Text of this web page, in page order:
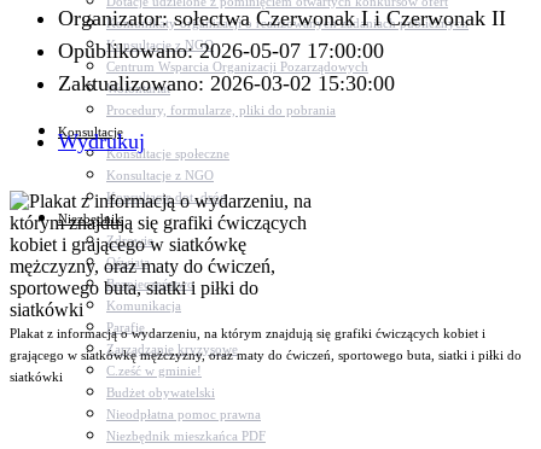
Komunikaty organizacji o realizowanych zadaniach publicznych
Konsultacje z NGO
Centrum Wsparcia Organizacji Pozarządowych
Wolontariat
Procedury, formularze, pliki do pobrania
Konsultacje
Konsultacje społeczne
Konsultacje z NGO
Konsultacje dot. dróg
Niezbędnik
Zdrowie
Oświata
Bezpieczeństwo
Komunikacja
Parafie
Zarządzanie kryzysowe
C.ześć w gminie!
Budżet obywatelski
Nieodpłatna pomoc prawna
Niezbędnik mieszkańca PDF
Organizator: sołectwa Czerwonak I i Czerwonak II
Opublikowano: 2026-05-07 17:00:00
Zaktualizowano: 2026-03-02 15:30:00
Wydrukuj
Plakat z informacją o wydarzeniu, na którym znajdują się grafiki ćwiczących kobiet i
grającego w siatkówkę mężczyzny, oraz maty do ćwiczeń, sportowego buta, siatki i piłki do
siatkówki